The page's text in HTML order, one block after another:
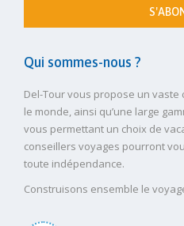
Qui sommes-nous ?
Del-Tour vous propose un
le monde, ainsi qu’une large
vous permettant un choix de
conseillers voyages pourront
toute indépendance.
Construisons ensemble le